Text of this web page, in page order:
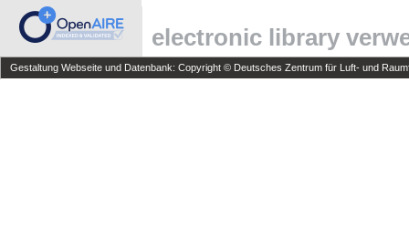
electronic library
Gestaltung Webseite und Datenbank: Copyright © Deutsches Zentrum für Luft- und